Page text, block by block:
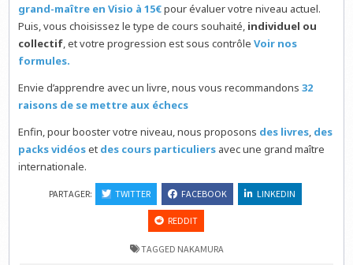
grand-maître en Visio à 15€pour évaluer votre niveau actuel.
Puis, vous choisissez le type de cours souhaité, individuel ou
collectif, et votre progression est sous contrôleVoir nos
formules.
Envie d’apprendre avec un livre, nous vous recommandons32
raisons de se mettre aux échecs
Enfin, pour booster votre niveau, nous proposons des livres, des
packs vidéoset des cours particuliers avec une grand maître
internationale.
PARTAGER: TWITTER FACEBOOK LINKEDIN
REDDIT
TAGGED NAKAMURA